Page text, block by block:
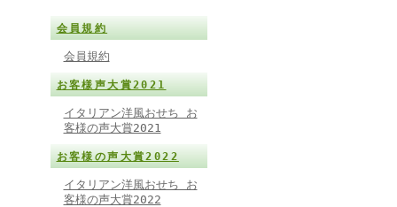
会員規約
会員規約
お客様声大賞2021
イタリアン洋風おせち お
客様の声大賞2021
お客様の声大賞2022
イタリアン洋風おせち お
客様の声大賞2022